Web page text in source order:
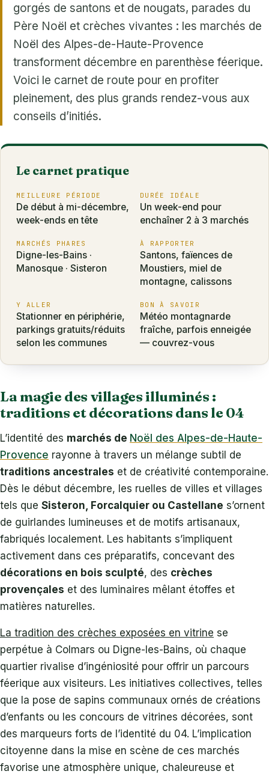
gorgés de santons et de nougats, parades du
Père Noël et crèches vivantes : les marchés de
Noël des Alpes-de-Haute-Provence
transforment décembre en parenthèse féerique.
Voici le carnet de route pour en profiter
pleinement, des plus grands rendez-vous aux
conseils d’initiés.
Le carnet pratique
MEILLEURE PÉRIODE
De début à mi-décembre,
week-ends en tête
DURÉE IDÉALE
Un week-end pour
enchaîner 2 à 3 marchés
MARCHÉS PHARES
Digne-les-Bains ·
Manosque · Sisteron
À RAPPORTER
Santons, faïences de
Moustiers, miel de
montagne, calissons
Y ALLER
Stationner en périphérie,
parkings gratuits/réduits
selon les communes
BON À SAVOIR
Météo montagnarde
fraîche, parfois enneigée
— couvrez-vous
La magie des villages illuminés :
traditions et décorations dans le 04
L’identité des marchés de Noël des Alpes-de-Haute-
Provence rayonne à travers un mélange subtil de
traditions ancestrales et de créativité contemporaine.
Dès le début décembre, les ruelles de villes et villages
tels que Sisteron, Forcalquier ou Castellane s’ornent
de guirlandes lumineuses et de motifs artisanaux,
fabriqués localement. Les habitants s’impliquent
activement dans ces préparatifs, concevant des
décorations en bois sculpté, des crèches
provençales et des luminaires mêlant étoffes et
matières naturelles.
La tradition des crèches exposées en vitrine se
perpétue à Colmars ou Digne-les-Bains, où chaque
quartier rivalise d’ingéniosité pour offrir un parcours
féerique aux visiteurs. Les initiatives collectives, telles
que la pose de sapins communaux ornés de créations
d’enfants ou les concours de vitrines décorées, sont
des marqueurs forts de l’identité du 04. L’implication
citoyenne dans la mise en scène de ces marchés
favorise une atmosphère unique, chaleureuse et